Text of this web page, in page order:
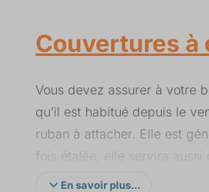
Couvertures à
Vous devez assurer à votre
qu’il est habitué depuis le
ruban à attacher. Elle est
fois étalée, elle servira aussi
ouatine. Il n’y a pas de
En savoir plus...